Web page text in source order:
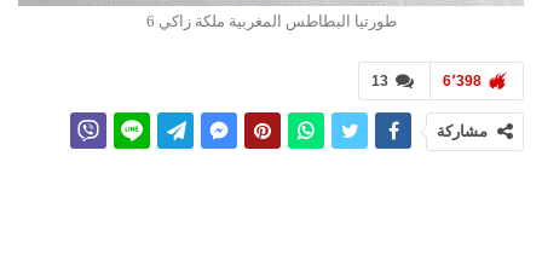
طورتيا البطاطس المغربية ملكة زاكي 6
13 6٬398
مشاركة